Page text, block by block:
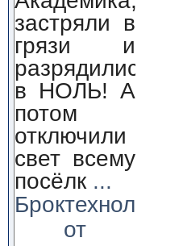
застряли в
грязи и
разрядились
в НОЛЬ! А
потом
отключили
свет всему
посёлк ...
Броктехнолоджи:
от